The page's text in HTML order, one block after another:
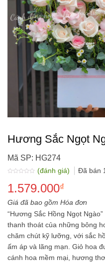
Hương Sắc Ngọt
Mã SP: HG274
xếp
hạng
5
sao
(đánh giá) Đã bán
1.579.000₫
Giá đã bao gồm Hóa đơn
“Hương Sắc Hồng Ngọt Ngào”
thanh thoát của những bông
chăm chút kỹ lưỡng, với sắc
ấm áp và lãng mạn. Giỏ hoa
cánh hoa mềm mại, hương